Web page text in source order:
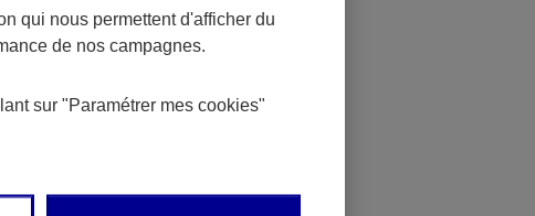
qui nous permettent d'afficher du
de nos campagnes.
sur "Paramétrer mes cookies"